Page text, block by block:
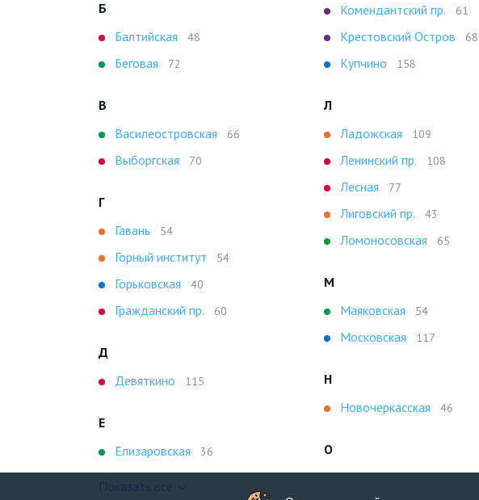
Б
Балтийская
48
Беговая 72
В
Василеостровская
66
Выборгская 70
Г
Гавань
54
Горный институт 54
Горьковская 40
Гражданский пр. 60
Д
Девяткино
115
Е
Елизаровская
36
Комендантский пр.
61
Крестовский Остров 68
Купчино 158
Л
Ладожская
109
Ленинский пр. 108
Лесная 77
Лиговский пр. 43
Ломоносовская 65
М
Маяковская
54
Московская 117
Н
Новочеркасская
46
О
Показать все